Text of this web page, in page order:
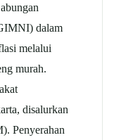
dalam
melalui
murah.
disalurkan
Penyerahan